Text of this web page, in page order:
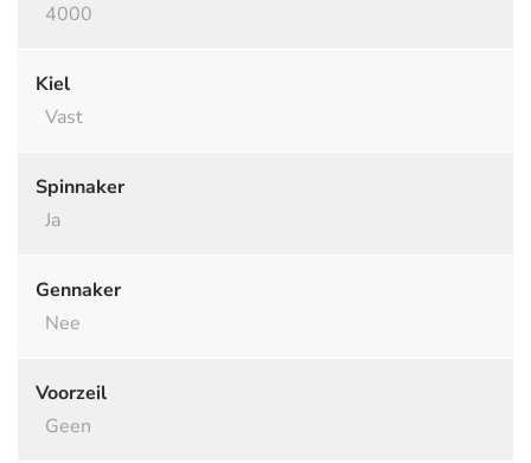
4000
Kiel
Vast
Spinnaker
Ja
Gennaker
Nee
Voorzeil
Geen